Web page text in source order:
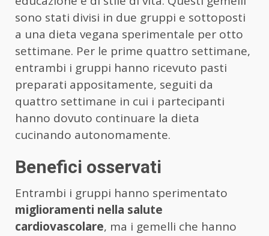
sono stati divisi in due gruppi e sottoposti
a una dieta vegana sperimentale per otto
settimane. Per le prime quattro settimane,
entrambi i gruppi hanno ricevuto pasti
preparati appositamente, seguiti da
quattro settimane in cui i partecipanti
hanno dovuto continuare la dieta
cucinando autonomamente.
Benefici osservati
Entrambi i gruppi hanno sperimentato
miglioramenti nella salute
cardiovascolare, ma i gemelli che hanno